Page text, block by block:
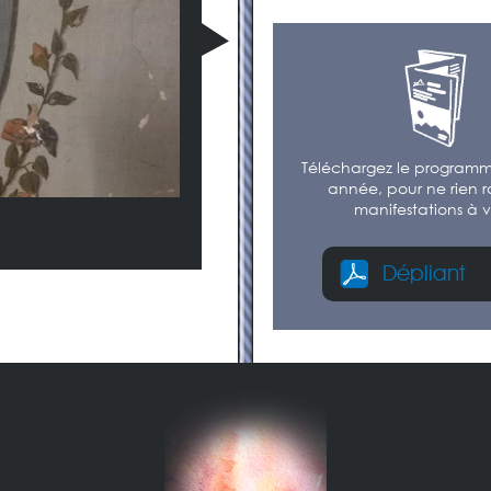
Téléchargez le
année, pour ne rien
manifestations à
Dépliant